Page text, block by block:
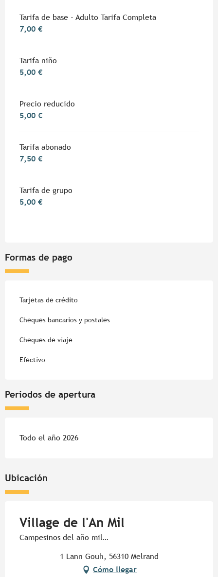
Tarifas 2026
Tarifa de base - Adulto Tarifa Completa
7,00 €
Tarifa niño
5,00 €
Precio reducido
5,00 €
Tarifa abonado
7,50 €
Tarifa de grupo
5,00 €
Formas de pago
Tarjetas de crédito
Cheques bancarios y postales
Cheques de viaje
Efectivo
Periodos de apertura
Todo el año 2026
Ubicación
Village de l'An Mil
Campesinos del año mil…
1 Lann Gouh, 56310 Melrand
Cómo llegar